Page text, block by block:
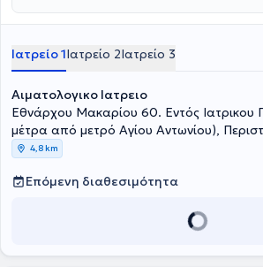
Ιατρείο 1Ιατρείο 2Ιατρείο 3
Αιματολογικο Ιατρειο
Εθνάρχου Μακαρίου 60. Εντός Ιατρικου Περιστερίου (50
μέτρα από μετρό Αγίου Αντωνίου),
4,8 km
Επόμενη διαθεσιμότητα